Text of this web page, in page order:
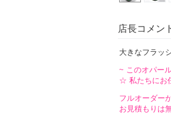
店長コメン
大きなフラッ
~ このオパー
☆ 私たちにお
フルオーダー
お見積もりは